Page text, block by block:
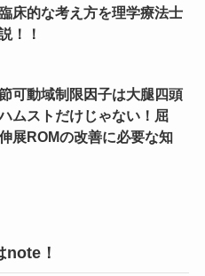
床的な考え方を理学療法士
！！
可動域制限因子は大腿四頭
ムストだけじゃない！屈
展ROMの改善に必要な知
note！